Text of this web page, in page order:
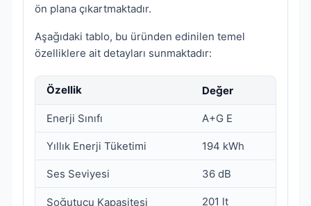
ön plana çıkartmaktadır.
Aşağıdaki tablo, bu üründen edinilen temel
özelliklere ait detayları sunmaktadır:
Özellik Değer
Enerji Sınıfı A+G E
Yıllık Enerji Tüketimi 194 kWh
Ses Seviyesi 36 dB
Soğutucu Kapasitesi 201 lt